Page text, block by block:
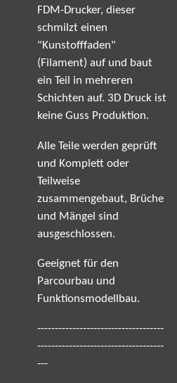
FDM-Drucker, dieser
schmilzt einen
"Kunstofffaden"
(Filament) auf und baut
ein Teil in mehreren
Schichten auf. 3D Druck ist
keine Guss Produktion.
Alle Teile werden geprüft
und Komplett oder
Teilweise
zusammengebaut, Brüche
und Mängel sind
ausgeschlossen.
Geeignet für den
Parcourbau und
Funktionsmodellbau.
------------------------------------
------------------------------------
---